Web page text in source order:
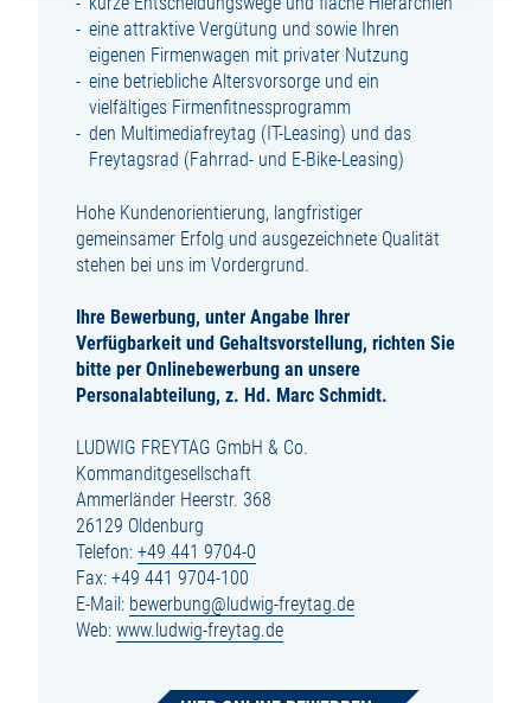
eine attraktive Vergütung und sowie Ihren
eigenen Firmenwagen mit privater Nutzung
eine betriebliche Altersvorsorge und ein
vielfältiges Firmenfitnessprogramm
den Multimediafreytag (IT-Leasing) und das
Freytagsrad (Fahrrad- und E-Bike-Leasing)
Hohe Kundenorientierung, langfristiger
gemeinsamer Erfolg und ausgezeichnete Qualität
stehen bei uns im Vordergrund.
Ihre Bewerbung, unter Angabe Ihrer
Verfügbarkeit und Gehaltsvorstellung, richten Sie
bitte per Onlinebewerbung an unsere
Personalabteilung, z. Hd. Marc Schmidt.
LUDWIG FREYTAG GmbH & Co.
Kommanditgesellschaft
Ammerländer Heerstr. 368
26129 Oldenburg
Telefon: +49 441 9704-0
Fax: +49 441 9704-100
E-Mail: bewerbung@ludwig-freytag.de
Web: www.ludwig-freytag.de